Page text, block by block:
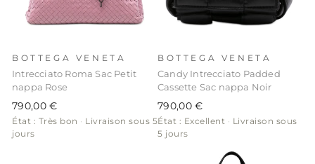
BOTTEGA VENETA
Intrecciato Roma Sac Petit
nappa Rose
790,00 €
État : Très bon · Livraison sous 5
jours
BOTTEGA VENETA
Candy Intrecciato Padded
Cassette Sac nappa Noir
790,00 €
État : Excellent · Livraison sous
5 jours